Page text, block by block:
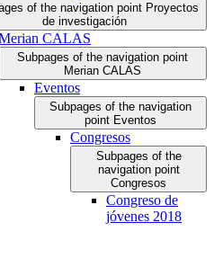
of the navigation point Proyectos
de investigación
CALAS
Subpages of the navigation point
Merian CALAS
Eventos
Subpages of the navigation
point Eventos
Congresos
Subpages of the
navigation point
Congresos
Congreso de
jóvenes 2018